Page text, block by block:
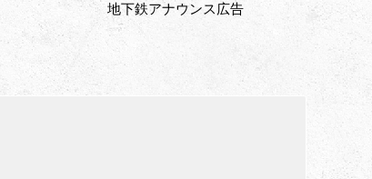
地下鉄アナウンス広告